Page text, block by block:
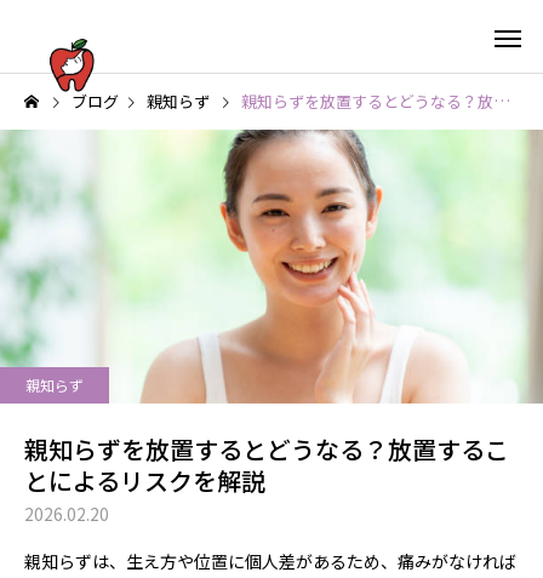
ブログ 親知らず 親知らずを放置するとどうなる？放置することによるリスクを解説
親知らず
親知らずを放置するとどうなる？放置するこ
とによるリスクを解説
2026.02.20
親知らずは、生え方や位置に個人差があるため、痛みがなければ